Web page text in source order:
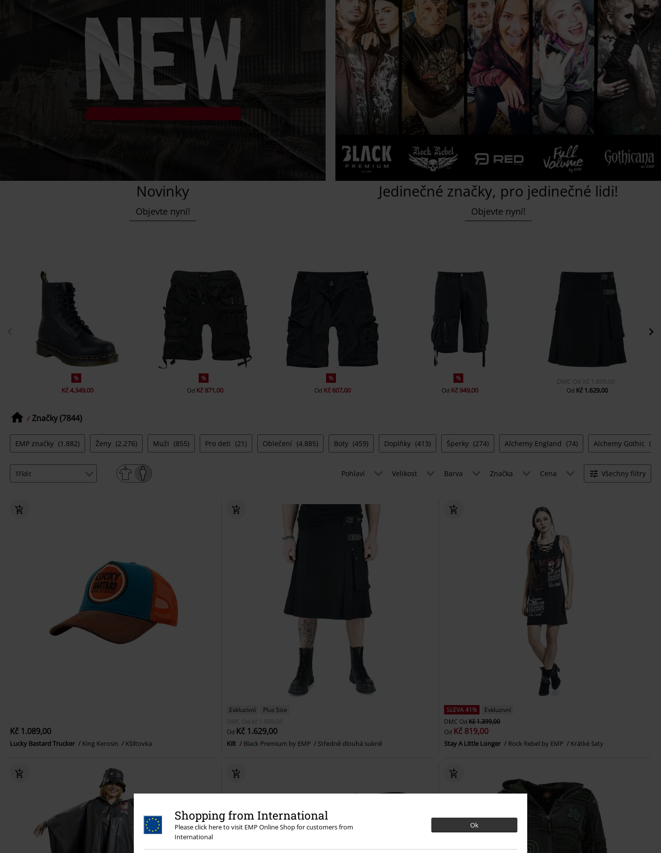
Shopping from International
Please click here to visit EMP Online Shop for customers from
International
Ok
Novinky
Objevte nyní!
Jedinečné značky, pro jedinečné lidi!
Objevte nyní!
%
Kč 4.349,00
%
Od Kč 871,00
%
Od Kč 607,00
%
Od Kč 949,00
DMC Od Kč 1.899,00
Od Kč 1.629,00
Značky (7844)
EMP značky (1.882) Ženy (2.276) Muži (855) Pro deti (21) Oblečení (4.885) Boty (459) Doplňky (413) Šperky (274) Alchemy England (74) Alchemy Gothic
Pohlaví Velikost Barva Značka Cena Všechny filtry
Kč 1.089,00
Lucky Bastard Trucker King Kerosin Kšiltovka
Exkluzivní
Plus Size
DMC Od Kč 1.899,00
Od Kč 1.629,00
Kilt Black Premium by EMP Středně dlouhá sukně
SLEVA 41%
Exkluzivní
DMC Od Kč 1.399,00
Od Kč 819,00
Stay A Little Longer Rock Rebel by EMP Krátké šaty